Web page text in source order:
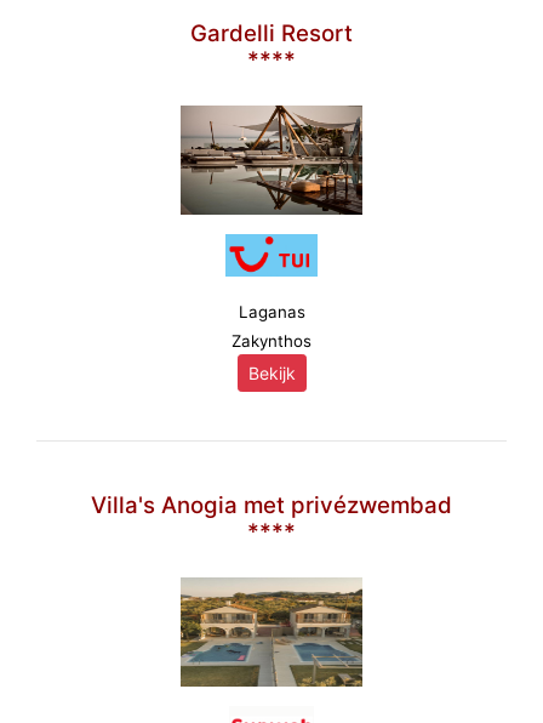
Gardelli Resort
****
Laganas
Zakynthos
Bekijk
Villa's Anogia met privézwembad
****